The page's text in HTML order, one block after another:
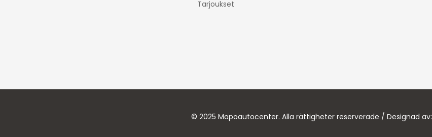
Tarjoukset
© 2025 Mopoautocenter. Alla rättigheter reserverade / Designad av: